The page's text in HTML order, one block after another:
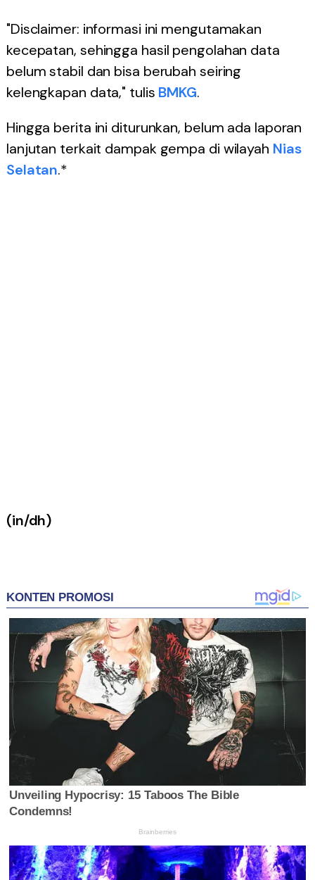
"Disclaimer: informasi ini mengutamakan
kecepatan, sehingga hasil pengolahan data
belum stabil dan bisa berubah seiring
kelengkapan data," tulis BMKG.
Hingga berita ini diturunkan, belum ada laporan
lanjutan terkait dampak gempa di wilayah Nias
Selatan.*
(in/dh)